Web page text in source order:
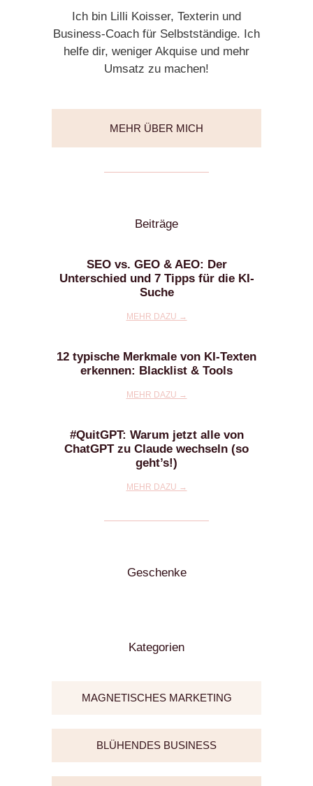
Ich bin Lilli Koisser, Texterin und
Business-Coach für Selbstständige. Ich
helfe dir, weniger Akquise und mehr
Umsatz zu machen!
MEHR ÜBER MICH
Beiträge
SEO vs. GEO & AEO: Der
Unterschied und 7 Tipps für die KI-
Suche
MEHR DAZU →
12 typische Merkmale von KI-Texten
erkennen: Blacklist & Tools
MEHR DAZU →
#QuitGPT: Warum jetzt alle von
ChatGPT zu Claude wechseln (so
geht’s!)
MEHR DAZU →
Geschenke
Kategorien
MAGNETISCHES MARKETING
BLÜHENDES BUSINESS